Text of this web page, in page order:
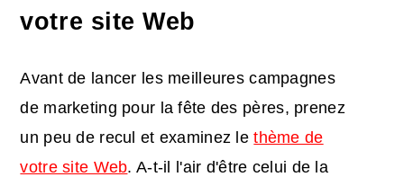
votre site Web
Avant de lancer les meilleures campagnes
de marketing pour la fête des pères, prenez
un peu de recul et examinez lethème de
votre site Web. A-t-il l'air d'être celui de la